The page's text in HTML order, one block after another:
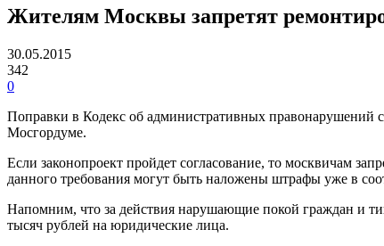
Жителям Москвы запретят
30.05.2015
342
0
Поправки в Кодекс об административных правонарушений
Мосгордуме.
Если законопроект пройдет согласование, то москвичам
данного требования могут быть наложены штрафы уже в
Напомним, что за действия нарушающие покой граждан и
тысяч рублей на юридические лица.